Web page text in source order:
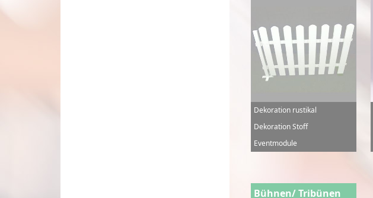
Dekoration rustikal
Dekoration Stoff
Eventmodule
Bühnen/ Tribünen